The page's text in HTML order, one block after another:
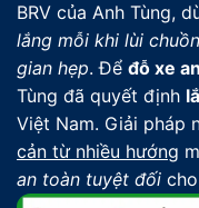
BRV của Anh Tùng,
lắng mỗi khi lùi
gian hẹp. Để đỗ xe
Tùng đã quyết định
Việt Nam. Giải pháp
cản từ nhiều hướng
an toàn tuyệt đối